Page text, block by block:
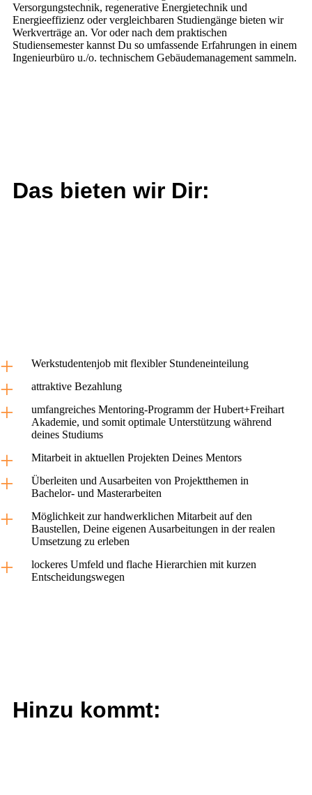
Versorgungstechnik, regenerative Energietechnik und
Energieeffizienz oder vergleichbaren Studiengänge bieten wir
Werkverträge an. Vor oder nach dem praktischen
Studiensemester kannst Du so umfassende Erfahrungen in einem
Ingenieurbüro u./o. technischem Gebäudemanagement sammeln.
Das bieten wir Dir:
Werkstudentenjob mit flexibler Stundeneinteilung
attraktive Bezahlung
umfangreiches Mentoring-Programm der Hubert+Freihart
Akademie, und somit optimale Unterstützung während
deines Studiums
Mitarbeit in aktuellen Projekten Deines Mentors
Überleiten und Ausarbeiten von Projektthemen in
Bachelor- und Masterarbeiten
Möglichkeit zur handwerklichen Mitarbeit auf den
Baustellen, Deine eigenen Ausarbeitungen in der realen
Umsetzung zu erleben
lockeres Umfeld und flache Hierarchien mit kurzen
Entscheidungswegen
Hinzu kommt: